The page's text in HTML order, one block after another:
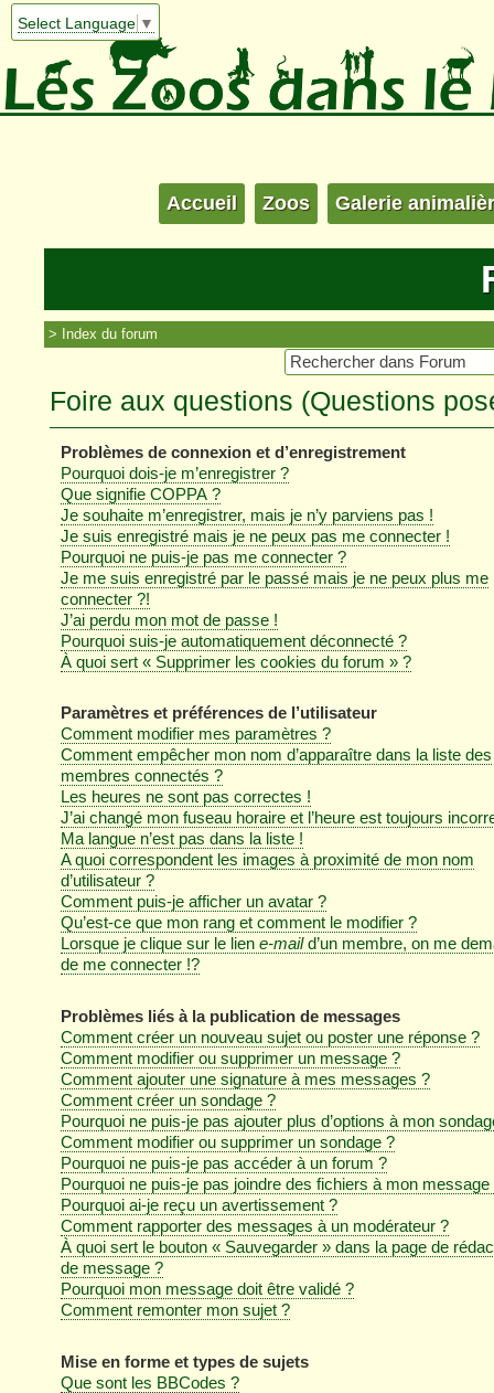
Select Language ▼
Accueil Zoos Galerie
Index du forum
Foire aux questions (Questions
Problèmes de connexion et d’enregistrement
Pourquoi dois-je m’enregistrer ?
Que signifie COPPA ?
Je souhaite m’enregistrer, mais je n’y parviens pas !
Je suis enregistré mais je ne peux pas me connecter !
Pourquoi ne puis-je pas me connecter ?
Je me suis enregistré par le passé mais je ne peux plus me
connecter ?!
J’ai perdu mon mot de passe !
Pourquoi suis-je automatiquement déconnecté ?
À quoi sert « Supprimer les cookies du forum » ?
Paramètres et préférences de l’utilisateur
Comment modifier mes paramètres ?
Comment empêcher mon nom d’apparaître dans la liste des
membres connectés ?
Les heures ne sont pas correctes !
J’ai changé mon fuseau horaire et l’heure est toujours
Ma langue n’est pas dans la liste !
A quoi correspondent les images à proximité de mon nom
d’utilisateur ?
Comment puis-je afficher un avatar ?
Qu’est-ce que mon rang et comment le modifier ?
Lorsque je clique sur le lien e-maild’un membre, on me
de me connecter !?
Problèmes liés à la publication de messages
Comment créer un nouveau sujet ou poster une réponse ?
Comment modifier ou supprimer un message ?
Comment ajouter une signature à mes messages ?
Comment créer un sondage ?
Pourquoi ne puis-je pas ajouter plus d’options à mon
Comment modifier ou supprimer un sondage ?
Pourquoi ne puis-je pas accéder à un forum ?
Pourquoi ne puis-je pas joindre des fichiers à mon message
Pourquoi ai-je reçu un avertissement ?
Comment rapporter des messages à un modérateur ?
À quoi sert le bouton « Sauvegarder » dans la page de
de message ?
Pourquoi mon message doit être validé ?
Comment remonter mon sujet ?
Mise en forme et types de sujets
Que sont les BBCodes ?